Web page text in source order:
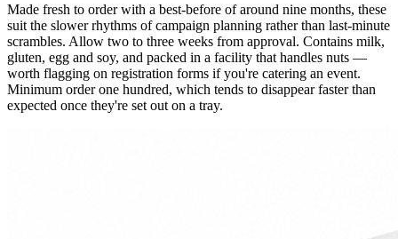
Made fresh to order with a best-before of around nine months, these
suit the slower rhythms of campaign planning rather than last-minute
scrambles. Allow two to three weeks from approval. Contains milk,
gluten, egg and soy, and packed in a facility that handles nuts —
worth flagging on registration forms if you're catering an event.
Minimum order one hundred, which tends to disappear faster than
expected once they're set out on a tray.